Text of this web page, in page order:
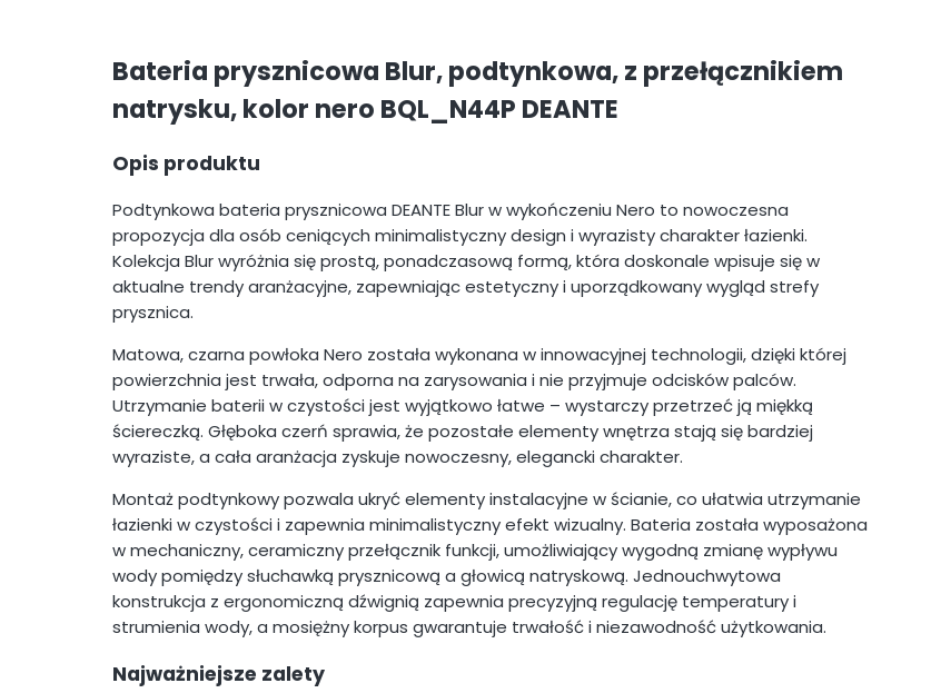
Bateria prysznicowa Blur, podtynkowa, z przełącznikiem
natrysku, kolor nero BQL_N44P DEANTE
Opis produktu
Podtynkowa bateria prysznicowa DEANTE Blur w wykończeniu Nero to nowoczesna
propozycja dla osób ceniących minimalistyczny design i wyrazisty charakter łazienki.
Kolekcja Blur wyróżnia się prostą, ponadczasową formą, która doskonale wpisuje się w
aktualne trendy aranżacyjne, zapewniając estetyczny i uporządkowany wygląd strefy
prysznica.
Matowa, czarna powłoka Nero została wykonana w innowacyjnej technologii, dzięki której
powierzchnia jest trwała, odporna na zarysowania i nie przyjmuje odcisków palców.
Utrzymanie baterii w czystości jest wyjątkowo łatwe – wystarczy przetrzeć ją miękką
ściereczką. Głęboka czerń sprawia, że pozostałe elementy wnętrza stają się bardziej
wyraziste, a cała aranżacja zyskuje nowoczesny, elegancki charakter.
Montaż podtynkowy pozwala ukryć elementy instalacyjne w ścianie, co ułatwia utrzymanie
łazienki w czystości i zapewnia minimalistyczny efekt wizualny. Bateria została wyposażona
w mechaniczny, ceramiczny przełącznik funkcji, umożliwiający wygodną zmianę wypływu
wody pomiędzy słuchawką prysznicową a głowicą natryskową. Jednouchwytowa
konstrukcja z ergonomiczną dźwignią zapewnia precyzyjną regulację temperatury i
strumienia wody, a mosiężny korpus gwarantuje trwałość i niezawodność użytkowania.
Najważniejsze zalety